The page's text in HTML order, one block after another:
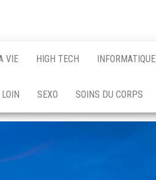
VIE HIGH TECH INFORMATIQUE
SEXO SOINS DU CORPS